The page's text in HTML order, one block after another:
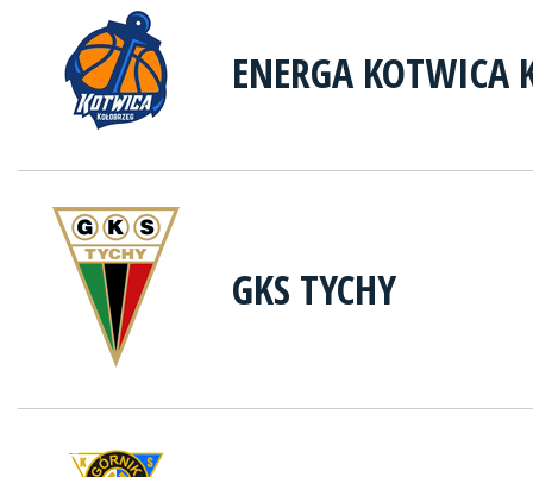
ENERGA KOTWICA
GKS TYCHY